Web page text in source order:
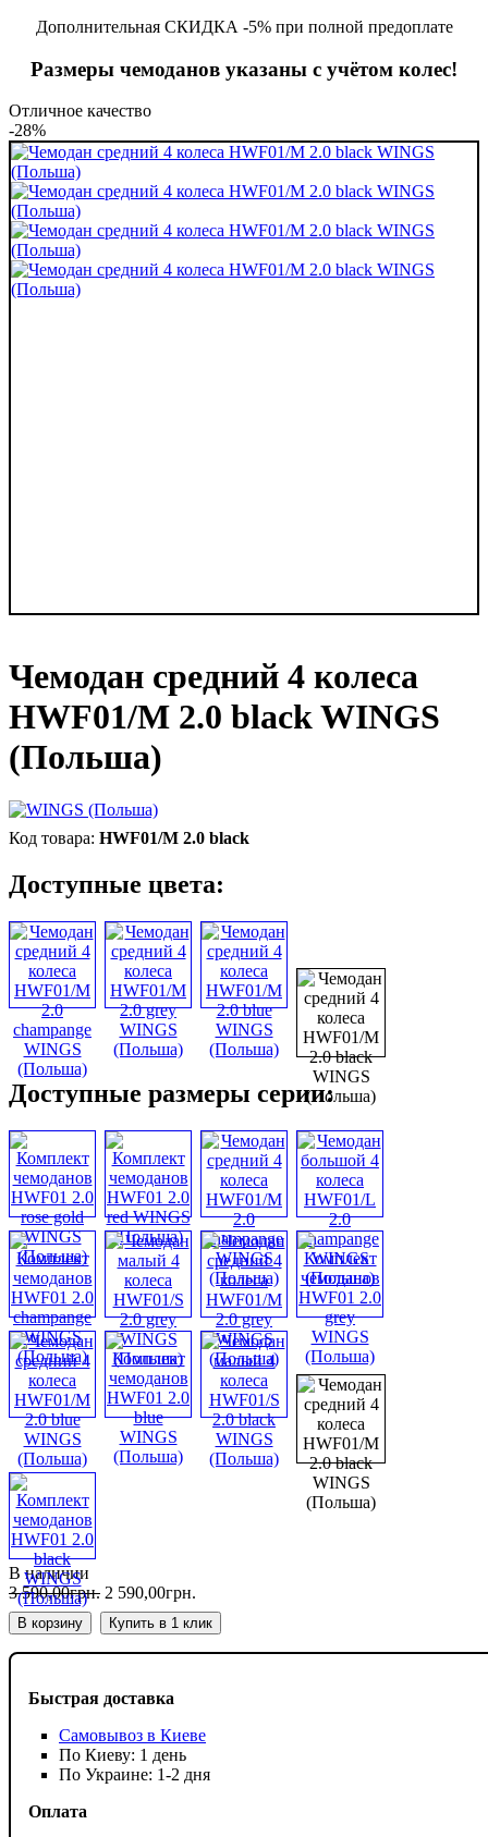
Дополнительная СКИДКА -5% при полной предоплате
Размеры чемоданов указаны с учётом колес!
Отличное качество
-28%
Чемодан средний 4 колеса
HWF01/M 2.0 black WINGS
(Польша)
Быстрая доставка
Самовывоз в Киеве
По Киеву: 1 день
По Украине: 1-2 дня
Оплата
HWF01/M 2.0 black
Доступные цвета:
Доступные размеры серии:
В наличии
3 590,00грн. 2 590,00грн.
В корзину Купить в 1 клик